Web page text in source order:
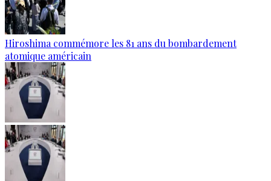
Hiroshima commémore les 81 ans du bombardement
atomique américain